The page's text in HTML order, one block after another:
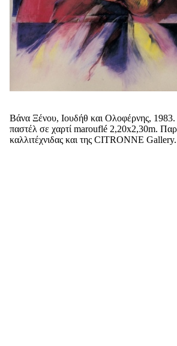
Βάνα Ξένου, Ιουδήθ και Ολοφέρνης,
παστέλ σε χαρτί marouflé 2,20x2,30m.
καλλιτέχνιδας και της CITRONNE Gallery.